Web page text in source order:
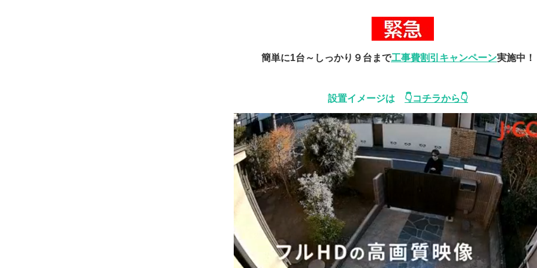
簡単に1台～しっかり９台まで工事費割引キャンペーン実施中！
設置イメージは 👇コチラから👇